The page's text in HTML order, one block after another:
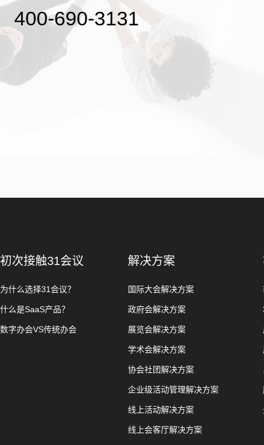
400-690-3131
初次接触31会议
为什么选择31会议？
什么是SaaS产品？
数字办会VS传统办会
解决方案
国际大会解决方案
政府会解决方案
展览会解决方案
学术会解决方案
协会社团解决方案
企业级活动管理解决方案
线上活动解决方案
线上会客厅解决方案